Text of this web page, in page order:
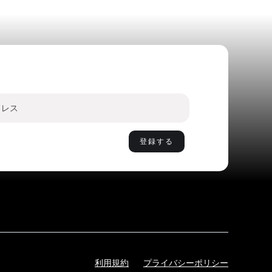
利用規約 プライバシーポリシー